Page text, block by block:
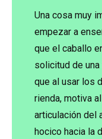
Una cosa muy
empezar a
que el caballo
solicitud de
que al usar los
rienda, motiva
articulación del
hocico hacia la